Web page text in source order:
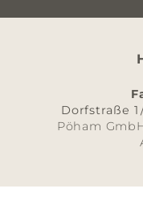
Dorfstraße 1
Pöham